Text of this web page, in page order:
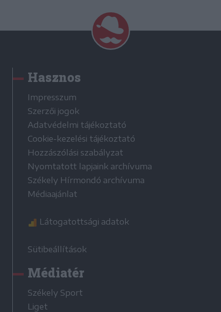
Hasznos
Impresszum
Szerzői jogok
Adatvédelmi tájékoztató
Cookie-kezelési tájékoztató
Hozzászólási szabályzat
Nyomtatott lapjaink archívuma
Székely Hírmondó archívuma
Médiaajánlat
Látogatottsági adatok
Sütibeállítások
Médiatér
Székely Sport
Liget